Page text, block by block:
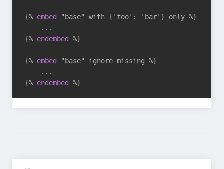
{% embed
"base" with {'foo': 'bar'} only %}
{% endembed %}
{% embed
"base" ignore missing %}
{% endembed %}